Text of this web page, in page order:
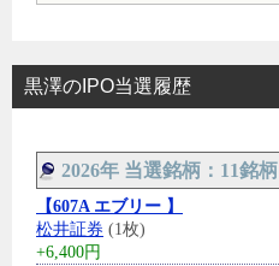
黒澤のIPO当選履歴
2026年 当選銘柄：11銘柄
【607A エブリー 】
松井証券 (1枚)
+6,400円